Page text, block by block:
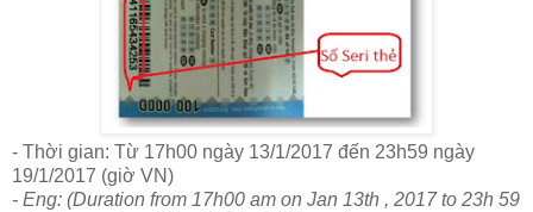
- Thời gian: Từ 17h00 ngày 13/1/2017 đến 23h59 ngày
19/1/2017 (giờ VN)
- Eng: (Duration from 17h00 am on Jan 13th , 2017 to 23h 59